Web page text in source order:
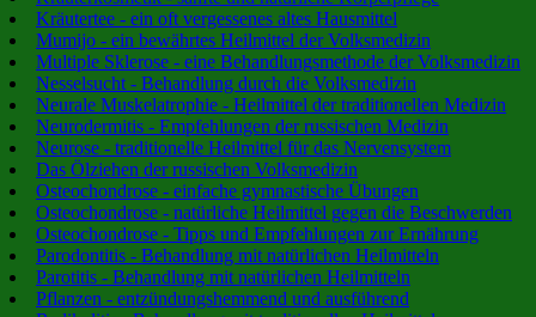
Kräutertee - ein oft vergessenes altes Hausmittel
Mumijo - ein bewährtes Heilmittel der Volksmedizin
Multiple Sklerose - eine Behandlungsmethode der Volksmedizin
Nesselsucht - Behandlung durch die Volksmedizin
Neurale Muskelatrophie - Heilmittel der traditionellen Medizin
Neurodermitis - Empfehlungen der russischen Medizin
Neurose - traditionelle Heilmittel für das Nervensystem
Das Ölziehen der russischen Volksmedizin
Osteochondrose - einfache gymnastische Übungen
Osteochondrose - natürliche Heilmittel gegen die Beschwerden
Osteochondrose - Tipps und Empfehlungen zur Ernährung
Parodontitis - Behandlung mit natürlichen Heilmitteln
Parotitis - Behandlung mit natürlichen Heilmitteln
Pflanzen - entzündungshemmend und ausführend